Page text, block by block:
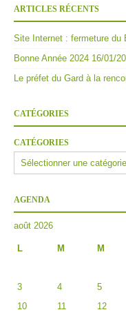
ARTICLES RÉCENTS
Site Internet : fermeture du
Bonne Année 2024 16/01/
Le préfet du Gard à la
CATÉGORIES
CATÉGORIES
AGENDA
août 2026
L M M
3
4 5
10
11 12